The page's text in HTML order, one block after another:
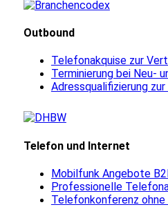
Outbound
Telefonakquise zur
Terminierung bei Neu-
Adressqualifizierung
Telefon und Internet
Mobilfunk Angebote
Professionelle
Telefonkonferenz